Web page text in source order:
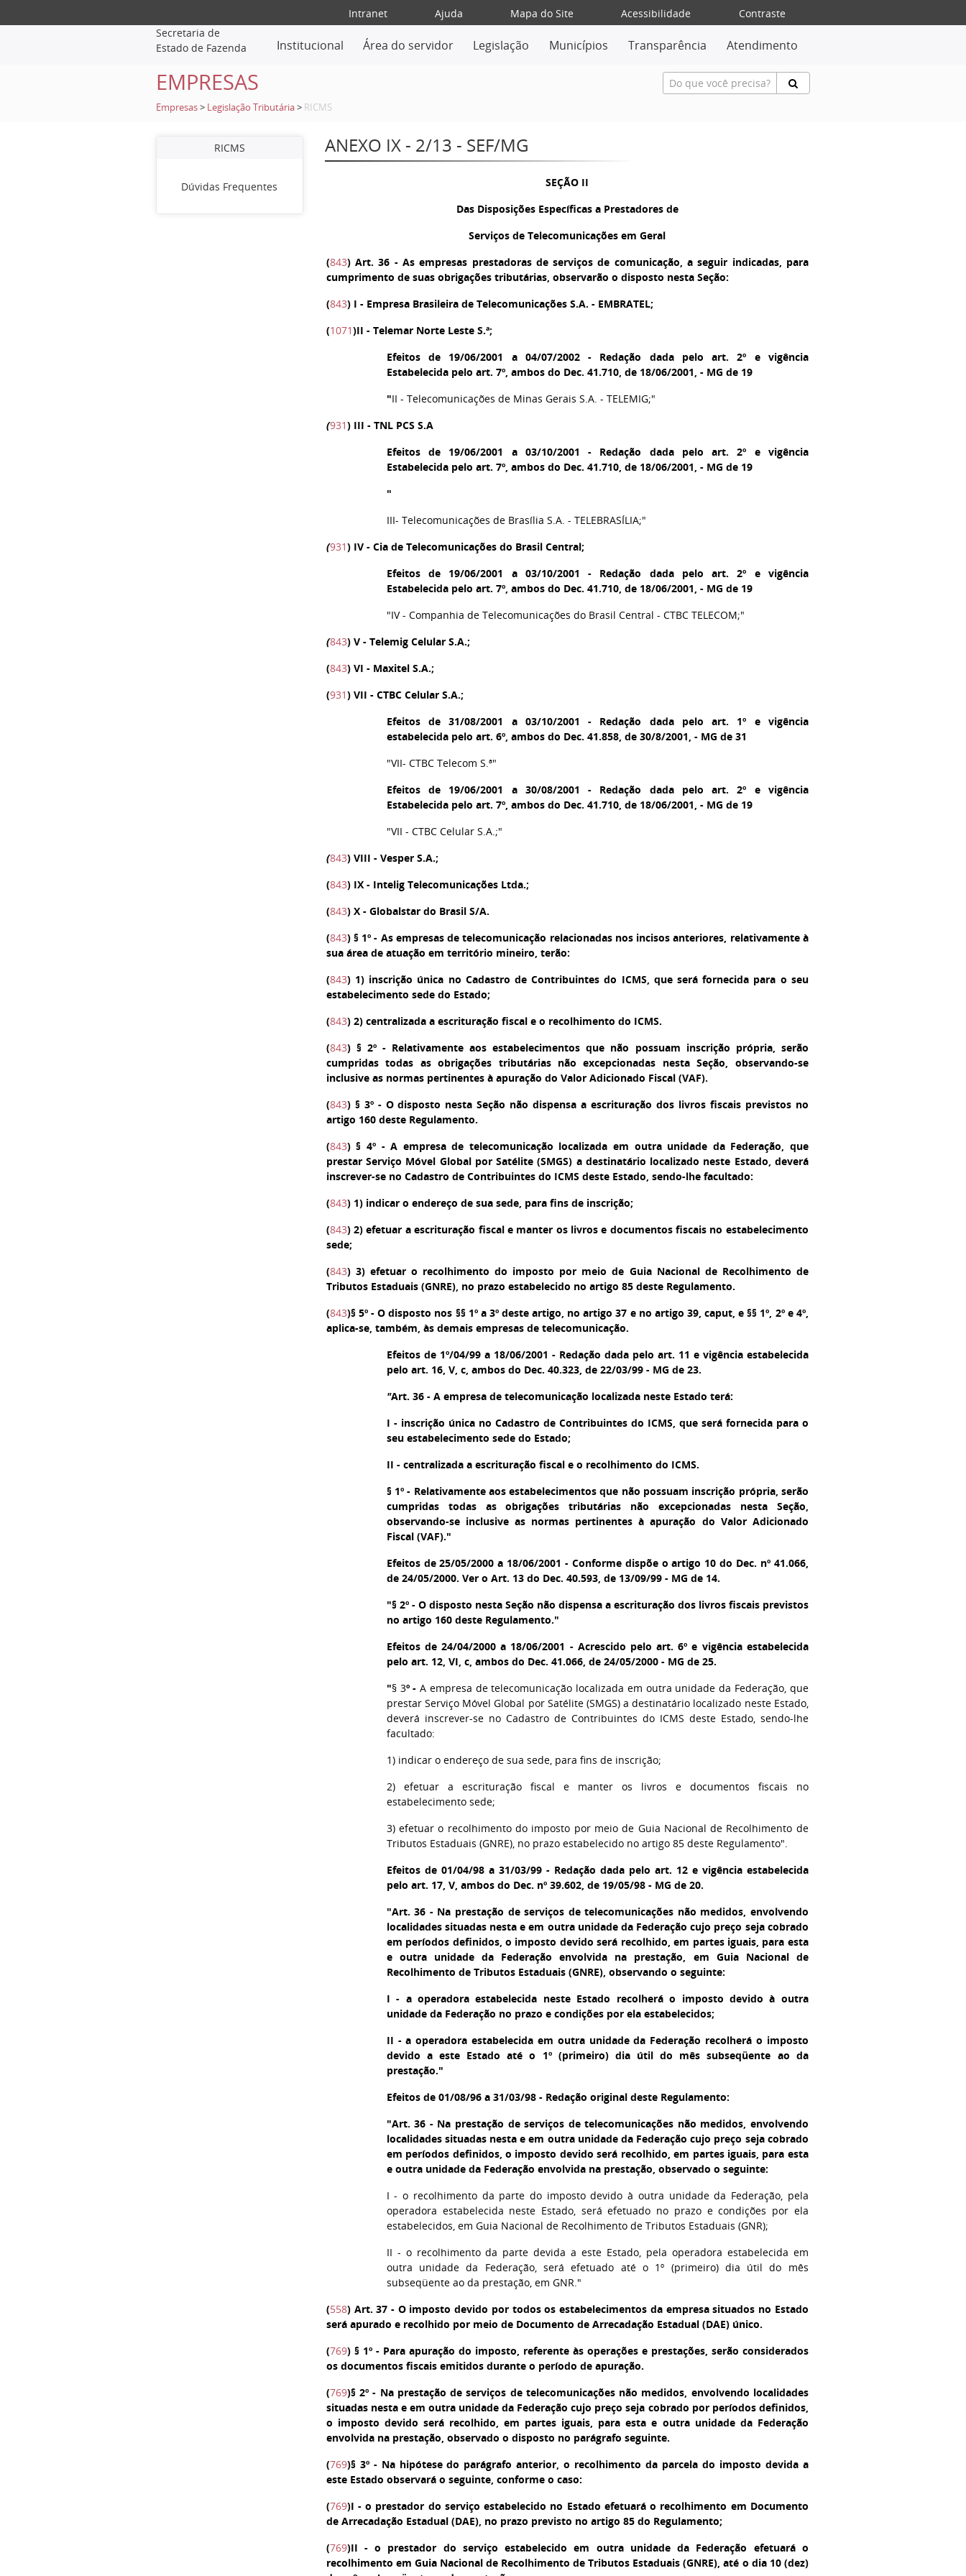
Intranet Ajuda Mapa do Site Acessibilidade
Contraste
Secretaria de
Estado de Fazenda
Institucional Área do servidor Legislação Municípios Transparência Atendimento
EMPRESAS
Empresas > Legislação Tributária > RICMS
RICMS
Dúvidas Frequentes
ANEXO IX - 2/13 - SEF/MG
SEÇÃO II
Das Disposições Específicas a Prestadores de
Serviços de Telecomunicações em Geral
(843)Art. 36 - As empresas prestadoras de serviços de comunicação, a seguir indicadas, para
cumprimento de suas obrigações tributárias, observarão o disposto nesta Seção:
(843) I - Empresa Brasileira de Telecomunicações S.A. - EMBRATEL;
(1071)II - Telemar Norte Leste S.ª;
Efeitos de 19/06/2001 a 04/07/2002 - Redação dada pelo art. 2º e vigência
Estabelecida pelo art. 7º, ambos do Dec. 41.710, de 18/06/2001, - MG de 19
"II - Telecomunicações de Minas Gerais S.A. - TELEMIG;"
(931) III - TNL PCS S.A
Efeitos de 19/06/2001 a 03/10/2001 - Redação dada pelo art. 2º e vigência
Estabelecida pelo art. 7º, ambos do Dec. 41.710, de 18/06/2001, - MG de 19
"
III- Telecomunicações de Brasília S.A. - TELEBRASÍLIA;"
(931) IV- Cia de Telecomunicações do Brasil Central;
Efeitos de 19/06/2001 a 03/10/2001 - Redação dada pelo art. 2º e vigência
Estabelecida pelo art. 7º, ambos do Dec. 41.710, de 18/06/2001, - MG de 19
"IV - Companhia de Telecomunicações do Brasil Central - CTBC TELECOM;"
(843) V- Telemig Celular S.A.;
(843) VI - Maxitel S.A.;
(931) VII - CTBC Celular S.A.;
Efeitos de 31/08/2001 a 03/10/2001 - Redação dada pelo art. 1º e vigência
estabelecida pelo art. 6º, ambos do Dec. 41.858, de 30/8/2001, - MG de 31
"VII- CTBC Telecom S.ª"
Efeitos de 19/06/2001 a 30/08/2001 - Redação dada pelo art. 2º e vigência
Estabelecida pelo art. 7º, ambos do Dec. 41.710, de 18/06/2001, - MG de 19
"VII - CTBC Celular S.A.;"
(843) VIII - Vesper S.A.;
(843) IX- Intelig Telecomunicações Ltda.;
(843) X- Globalstar do Brasil S/A.
(843)§ 1º - As empresas de telecomunicação relacionadas nos incisos anteriores, relativamente à
sua área de atuação em território mineiro, terão:
(843) 1) inscrição única no Cadastro de Contribuintes do ICMS, que será fornecida para o seu
estabelecimento sede do Estado;
(843) 2) centralizada a escrituração fiscal e o recolhimento do ICMS.
(843) § 2º- Relativamente aos estabelecimentos que não possuam inscrição própria, serão
cumpridas todas as obrigações tributárias não excepcionadas nesta Seção, observando-se
inclusive as normas pertinentes à apuração do Valor Adicionado Fiscal (VAF).
(843) § 3º- O disposto nesta Seção não dispensa a escrituração dos livros fiscais previstos no
artigo 160 deste Regulamento.
(843)§ 4º-A empresa de telecomunicação localizada em outra unidade da Federação, que
prestar Serviço Móvel Global por Satélite (SMGS) a destinatário localizado neste Estado, deverá
inscrever-se no Cadastro de Contribuintes do ICMS deste Estado, sendo-lhe facultado:
(843) 1) indicar o endereço de sua sede, para fins de inscrição;
(843)2) efetuar a escrituração fiscal e manter os livros e documentos fiscais no estabelecimento
sede;
(843) 3) efetuar o recolhimento do imposto por meio de Guia Nacional de Recolhimento de
Tributos Estaduais (GNRE), no prazo estabelecido no artigo 85 deste Regulamento.
(843)§ 5º - O disposto nos §§ 1º a 3º deste artigo, no artigo 37 e no artigo 39, caput, e §§ 1º, 2º e 4º,
aplica-se, também, às demais empresas de telecomunicação.
Efeitos de 1º/04/99 a 18/06/2001 - Redação dada pelo art. 11 e vigência estabelecida
pelo art. 16, V, c, ambos do Dec. 40.323, de 22/03/99 - MG de 23.
"Art. 36 - A empresa de telecomunicação localizada neste Estado terá:
I - inscrição única no Cadastro de Contribuintes do ICMS, que será fornecida para o
seu estabelecimento sede do Estado;
II - centralizada a escrituração fiscal e o recolhimento do ICMS.
§ 1º - Relativamente aos estabelecimentos que não possuam inscrição própria, serão
cumpridas todas as obrigações tributárias não excepcionadas nesta Seção,
observando-se inclusive as normas pertinentes à apuração do Valor Adicionado
Fiscal (VAF)."
Efeitos de 25/05/2000 a 18/06/2001 - Conforme dispõe o artigo 10 do Dec. nº 41.066,
de 24/05/2000. Ver o Art. 13 do Dec. 40.593, de 13/09/99 - MG de 14.
"§ 2º - O disposto nesta Seção não dispensa a escrituração dos livros fiscais previstos
no artigo 160 deste Regulamento."
Efeitos de 24/04/2000 a 18/06/2001 - Acrescido pelo art. 6º e vigência estabelecida
pelo art. 12, VI, c, ambos do Dec. 41.066, de 24/05/2000 - MG de 25.
"§ 3º - A empresa de telecomunicação localizada em outra unidade da Federação, que
prestar Serviço Móvel Global por Satélite (SMGS) a destinatário localizado neste Estado,
deverá inscrever-se no Cadastro de Contribuintes do ICMS deste Estado, sendo-lhe
facultado:
1) indicar o endereço de sua sede, para fins de inscrição;
2) efetuar a escrituração fiscal e manter os livros e documentos fiscais no
estabelecimento sede;
3) efetuar o recolhimento do imposto por meio de Guia Nacional de Recolhimento de
Tributos Estaduais (GNRE), no prazo estabelecido no artigo 85 deste Regulamento".
Efeitos de 01/04/98 a 31/03/99 - Redação dada pelo art. 12 e vigência estabelecida
pelo art. 17, V, ambos do Dec. nº 39.602, de 19/05/98 - MG de 20.
"Art. 36 - Na prestação de serviços de telecomunicações não medidos, envolvendo
localidades situadas nesta e em outra unidade da Federação cujo preço seja cobrado
em períodos definidos, o imposto devido será recolhido, em partes iguais, para esta
e outra unidade da Federação envolvida na prestação, em Guia Nacional de
Recolhimento de Tributos Estaduais (GNRE), observando o seguinte:
I - a operadora estabelecida neste Estado recolherá o imposto devido à outra
unidade da Federação no prazo e condições por ela estabelecidos;
II - a operadora estabelecida em outra unidade da Federação recolherá o imposto
devido a este Estado até o 1º (primeiro) dia útil do mês subseqüente ao da
prestação."
Efeitos de 01/08/96 a 31/03/98 - Redação original deste Regulamento:
"Art. 36 - Na prestação de serviços de telecomunicações não medidos, envolvendo
localidades situadas nesta e em outra unidade da Federação cujo preço seja cobrado
em períodos definidos, o imposto devido será recolhido, em partes iguais, para esta
e outra unidade da Federação envolvida na prestação, observado o seguinte:
I - o recolhimento da parte do imposto devido à outra unidade da Federação, pela
operadora estabelecida neste Estado, será efetuado no prazo e condições por ela
estabelecidos, em Guia Nacional de Recolhimento de Tributos Estaduais (GNR);
II - o recolhimento da parte devida a este Estado, pela operadora estabelecida em
outra unidade da Federação, será efetuado até o 1º (primeiro) dia útil do mês
subseqüente ao da prestação, em GNR."
(558) Art. 37 - O imposto devido por todos os estabelecimentos da empresa situados no Estado
será apurado e recolhido por meio de Documento de Arrecadação Estadual (DAE) único.
(769) § 1º- Para apuração do imposto, referente às operações e prestações, serão considerados
os documentos fiscais emitidos durante o período de apuração.
(769)§ 2º - Na prestação de serviços de telecomunicações não medidos, envolvendo localidades
situadas nesta e em outra unidade da Federação cujo preço seja cobrado por períodos definidos,
o imposto devido será recolhido, em partes iguais, para esta e outra unidade da Federação
envolvida na prestação, observado o disposto no parágrafo seguinte.
(769)§ 3º- Na hipótese do parágrafo anterior, o recolhimento da parcela do imposto devida a
este Estado observará o seguinte, conforme o caso:
(769)I - o prestador do serviço estabelecido no Estado efetuará o recolhimento em Documento
de Arrecadação Estadual (DAE), no prazo previsto no artigo 85 do Regulamento;
(769)II - o prestador do serviço estabelecido em outra unidade da Federação efetuará o
recolhimento em Guia Nacional de Recolhimento de Tributos Estaduais (GNRE), até o dia 10 (dez)